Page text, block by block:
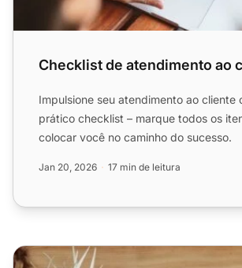
Checklist de atendimento ao
Impulsione seu atendimento ao cliente
prático checklist – marque todos os
colocar você no caminho do sucesso.
Jan 20, 2026 17 min de leitura
Checklist de Auditoria de Marketing